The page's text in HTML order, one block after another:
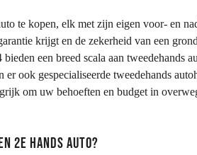
te kopen, elk met zijn eigen voor- en
krijgt en de zekerheid van een
een breed scala aan tweedehands
ook gespecialiseerde tweedehands
om uw behoeften en budget in
2e hands auto?